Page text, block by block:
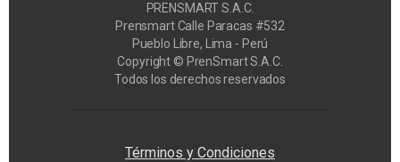
PRENSMART S.A.C.
Prensmart Calle Paracas #532
Pueblo Libre, Lima - Perú
Copyright © PrenSmart S.A.C.
Todos los derechos reservados
Términos y Condiciones